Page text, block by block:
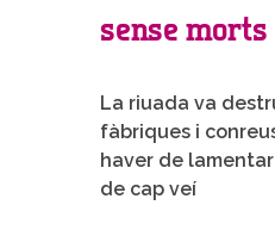
sense morts
La riuada va
fàbriques i
haver de
de cap veí